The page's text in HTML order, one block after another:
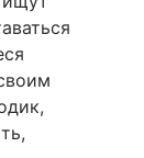
карты для